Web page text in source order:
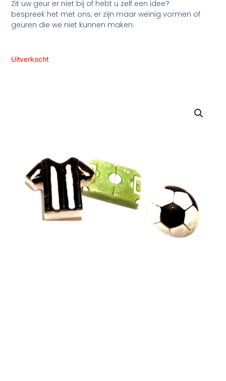
Zit uw geur er niet bij of hebt u zelf een idee?
bespreek het met ons, er zijn maar weinig vormen of
geuren die we niet kunnen maken.
Uitverkocht